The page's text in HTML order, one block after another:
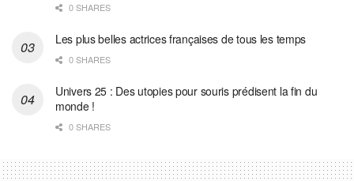
0 SHARES
Les plus belles actrices françaises de tous les temps
0 SHARES
Univers 25 : Des utopies pour souris prédisent la fin du
monde !
0 SHARES